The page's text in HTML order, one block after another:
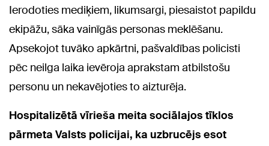
Ierodoties mediķiem, likumsargi, piesaistot papildu
ekipāžu, sāka vainīgās personas meklēšanu.
Apsekojot tuvāko apkārtni, pašvaldības policisti
pēc neilga laika ievēroja aprakstam atbilstošu
personu un nekavējoties to aizturēja.
Hospitalizētā vīrieša meita sociālajos tīklos
pārmeta Valsts policijai, ka uzbrucējs esot